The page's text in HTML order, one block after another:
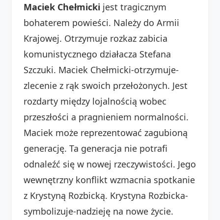
Maciek Chełmicki jest tragicznym
bohaterem powieści. Należy do Armii
Krajowej. Otrzymuje rozkaz zabicia
komunistycznego działacza Stefana
Szczuki. Maciek Chełmicki-otrzymuje-
zlecenie z rąk swoich przełożonych. Jest
rozdarty między lojalnością wobec
przeszłości a pragnieniem normalności.
Maciek może reprezentować zagubioną
generację. Ta generacja nie potrafi
odnaleźć się w nowej rzeczywistości. Jego
wewnętrzny konflikt wzmacnia spotkanie
z Krystyną Rozbicką. Krystyna Rozbicka-
symbolizuje-nadzieję na nowe życie.